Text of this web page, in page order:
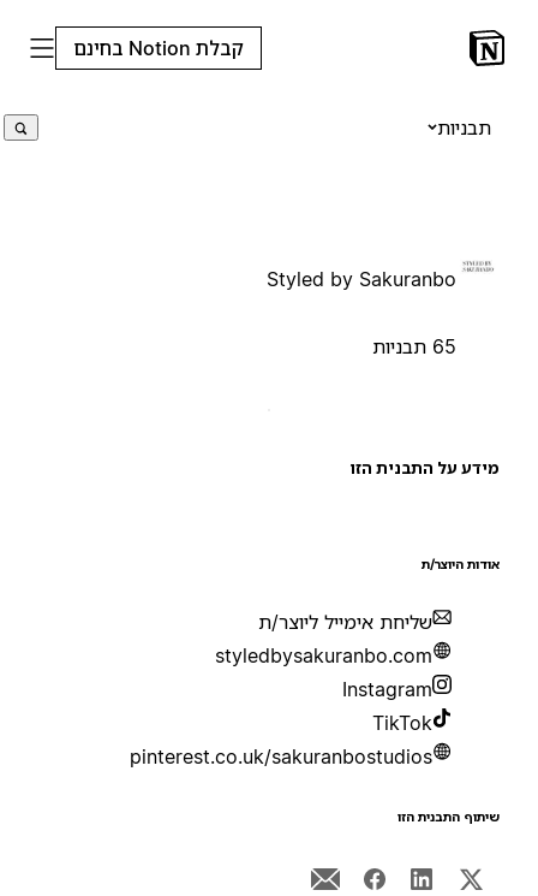
קבלת Notion בחינם
תבניות
Styled by Sakuranbo
על התבנית הזו
היוצר/ת
שליחת אימייל ליוצר/ת
styledbysakuranbo.com
Instagram
TikTok
pinterest.co.uk/sakuranbostudios
התבנית הזו